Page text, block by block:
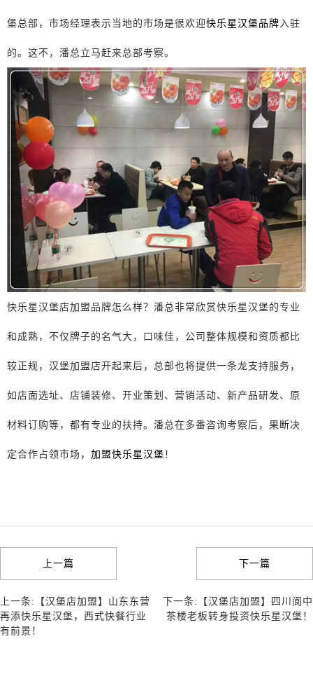
堡总部，市场经理表示当地的市场是很欢迎快乐星汉堡品牌入驻
的。这不，潘总立马赶来总部考察。
快乐星汉堡店加盟品牌怎么样？潘总非常欣赏快乐星汉堡的专业
和成熟，不仅牌子的名气大，口味佳，公司整体规模和资质都比
较正规，汉堡加盟店开起来后，总部也将提供一条龙支持服务，
如店面选址、店铺装修、开业策划、营销活动、新产品研发、原
材料订购等，都有专业的扶持。潘总在多番咨询考察后，果断决
定合作占领市场， 加盟快乐星汉堡 ！
上一篇
上一条:【汉堡店加盟】山东东营
再添快乐星汉堡，西式快餐行业
有前景！
下一篇
下一条:【汉堡店加盟】四川阆中
茶楼老板转身投资快乐星汉堡！